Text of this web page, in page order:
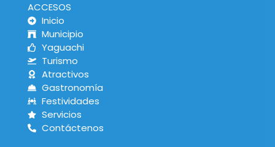
ACCESOS
Inicio
Municipio
Yaguachi
Turismo
Atractivos
Gastronomía
Festividades
Servicios
Contáctenos